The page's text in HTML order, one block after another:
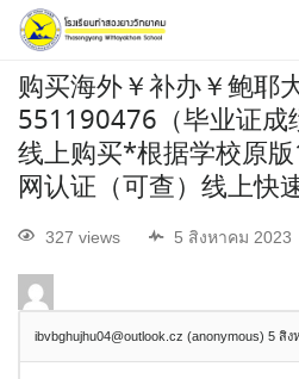
购买海外￥补办￥鲍耶
551190476（毕业证成
线上购买*根据学校原
网认证（可查）线上快
327 views 5 สิงหาคม 2023
ibvbghujhu04@outlook.cz (anonymous) 5 สิง